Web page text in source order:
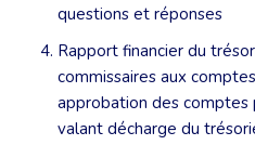
questions et réponses
Rapport financier du
commissaires aux
approbation des comptes
valant décharge du